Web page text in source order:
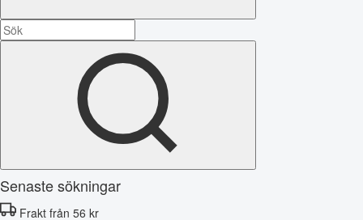
Senaste sökningar
Frakt från 56 kr